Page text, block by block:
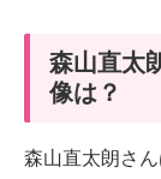
森山直太
像は？
森山直太朗さん